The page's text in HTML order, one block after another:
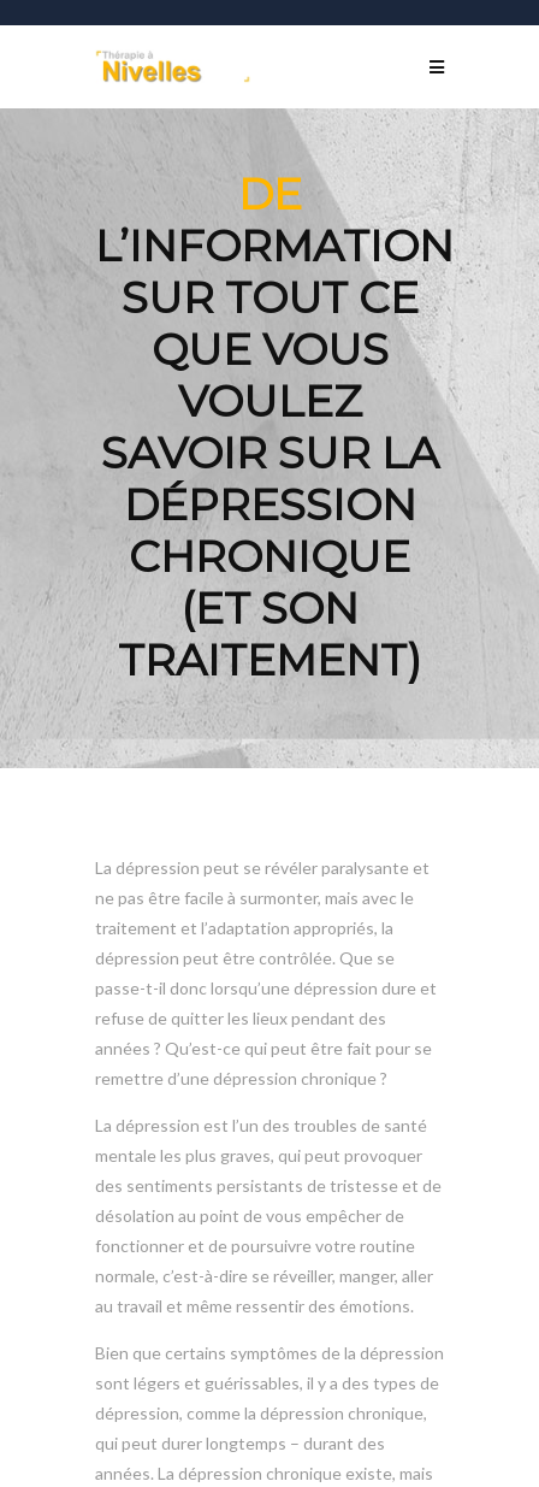
DE
L’INFORMATION
SUR TOUT CE
QUE VOUS
VOULEZ
SAVOIR SUR LA
DÉPRESSION
CHRONIQUE
(ET SON
TRAITEMENT)
La dépression peut se révéler paralysante et
ne pas être facile à surmonter, mais avec le
traitement et l’adaptation appropriés, la
dépression peut être contrôlée. Que se
passe-t-il donc lorsqu’une dépression dure et
refuse de quitter les lieux pendant des
années ? Qu’est-ce qui peut être fait pour se
remettre d’une dépression chronique ?
La dépression est l’un des troubles de santé
mentale les plus graves, qui peut provoquer
des sentiments persistants de tristesse et de
désolation au point de vous empêcher de
fonctionner et de poursuivre votre routine
normale, c’est-à-dire se réveiller, manger, aller
au travail et même ressentir des émotions.
Bien que certains symptômes de la dépression
sont légers et guérissables, il y a des types de
dépression, comme la dépression chronique,
qui peut durer longtemps – durant des
années. La dépression chronique existe, mais